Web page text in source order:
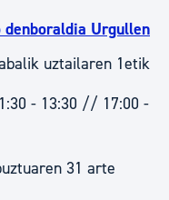
denboraldia Urgullen
uztailaren 1etik
- 13:30 // 17:00 -
31 arte